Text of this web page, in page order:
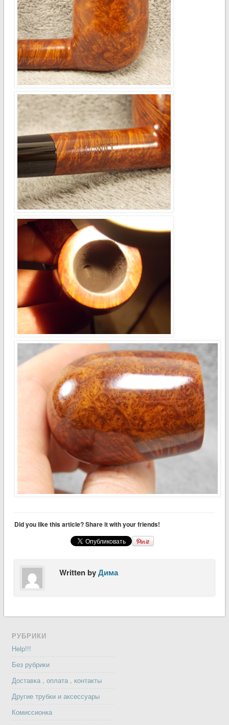
Did you like this article? Share it with your friends!
Written byДима
РУБРИКИ
Help!!!
Без рубрики
Доставка , оплата , контакты
Другие трубки и аксессуары
Комиссионка